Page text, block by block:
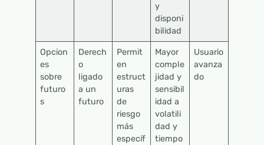
y
disponi
bilidad
Opcion
es
sobre
futuro
s
Derech
o
ligado
a un
futuro
Permit
en
estruct
uras
de
riesgo
más
específ
Mayor
comple
jidad y
sensibil
idad a
volatili
dad y
tiempo
Usuario
avanza
do